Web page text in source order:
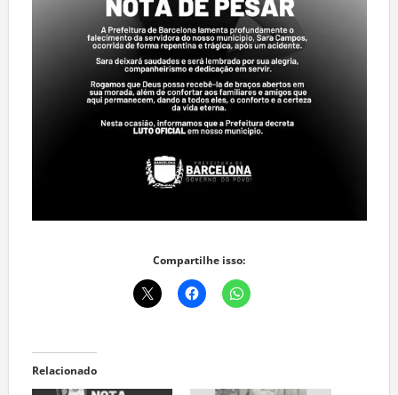
Compartilhe isso:
Relacionado